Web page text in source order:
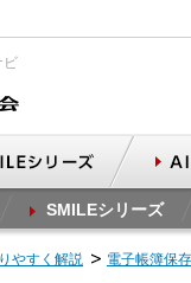
ビ
SMILEシリーズ
やすく解説 電子帳簿保